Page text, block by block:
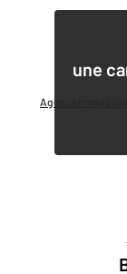
Agence immobilière
une